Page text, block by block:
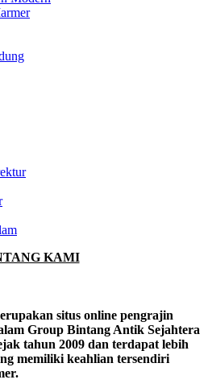
KAMI
situs online pengrajin
Group Bintang Antik Sejahtera
tahun 2009 dan terdapat lebih
memiliki keahlian tersendiri